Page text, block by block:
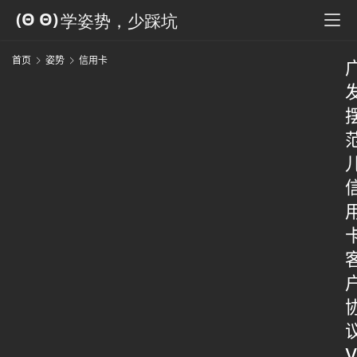
首页 姿势 信用卡